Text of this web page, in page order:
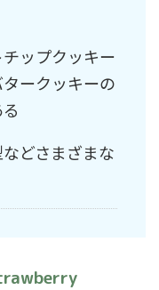
ップクッキー
ークッキーの
どさまざまな